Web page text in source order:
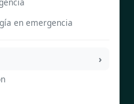
en emergencia